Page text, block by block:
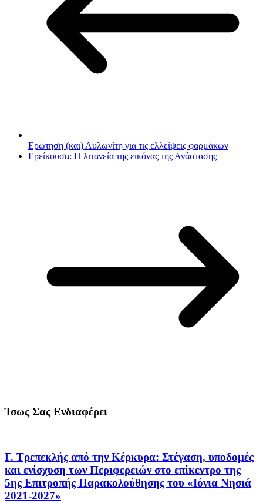
Ερώτηση (και) Αυλωνίτη για τις ελλείψεις φαρμάκων
Ερείκουσα: Η λιτανεία της εικόνας της Ανάστασης
Ίσως Σας Ενδιαφέρει
Γ. Τρεπεκλής από την Κέρκυρα: Στέγαση, υποδομές
και ενίσχυση των Περιφερειών στο επίκεντρο της
5ης Επιτροπής Παρακολούθησης του «Ιόνια Νησιά
2021-2027»